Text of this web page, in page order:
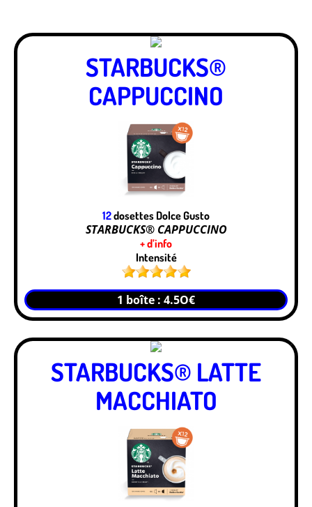
STARBUCKS®
CAPPUCCINO
12dosettes Dolce Gusto
STARBUCKS® CAPPUCCINO
+ d’info
Intensité
1 boîte : 4.5O€
STARBUCKS® LATTE
MACCHIATO